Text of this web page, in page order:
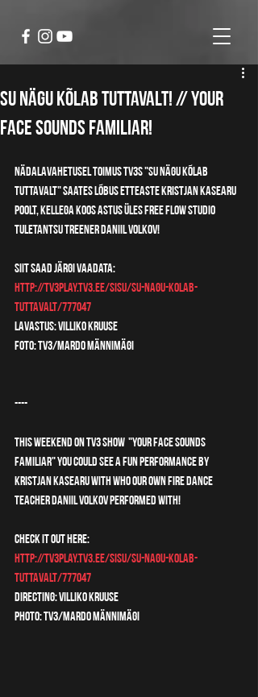
Su nägu kõlab tuttavalt! // Your
Face Sounds Familiar!
Nädalavahetusel toimus TV3s "Su nägu kõlab
tuttavalt" saates lõbus etteaste Kristjan Kasearu
poolt, kellega koos astus üles Free Flow Studio
tuletantsu treener Daniil Volkov!
Siit saad järgi vaadata:
http://tv3play.tv3.ee/sisu/su-nagu-kolab-
tuttavalt/777047
Lavastus: Villiko Kruuse
Foto: TV3/Mardo Männimägi
----
This weekend on TV3 show  "Your Face Sounds
Familiar" you could see a fun performance by
Kristjan Kasearu with who our own fire dance
teacher Daniil Volkov performed with!
Check it out here:
http://tv3play.tv3.ee/sisu/su-nagu-kolab-
tuttavalt/777047
Directing: Villiko Kruuse
Photo: Tv3/Mardo Männimägi